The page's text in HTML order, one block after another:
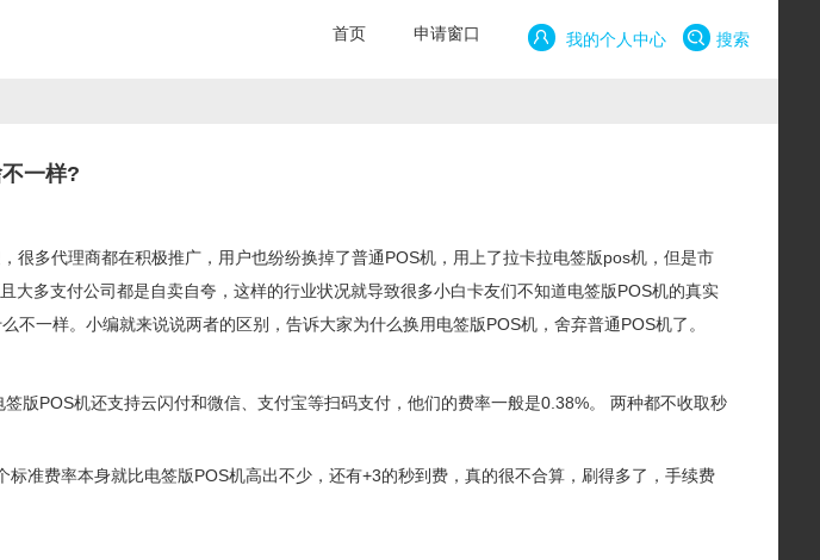
我的个人中心 搜索
首页 申请窗口
一样?
很多代理商都在积极推广，用户也纷纷换掉了普通POS机，用上了拉卡拉电签版pos机，但是市
大多支付公司都是自卖自夸，这样的行业状况就导致很多小白卡友们不知道电签版POS机的真实
不一样。小编就来说说两者的区别，告诉大家为什么换用电签版POS机，舍弃普通POS机了。
版POS机还支持云闪付和微信、支付宝等扫码支付，他们的费率一般是0.38%。 两种都不收取秒
准费率本身就比电签版POS机高出不少，还有+3的秒到费，真的很不合算，刷得多了，手续费